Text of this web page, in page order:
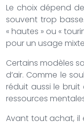
Le choix dépend
souvent trop
« hautes » ou «
pour un usage
Certains modèles
d’air. Comme le
réduit aussi le
ressources
Avant tout achat, il